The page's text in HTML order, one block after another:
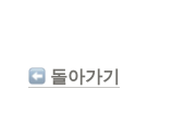
돌아가기